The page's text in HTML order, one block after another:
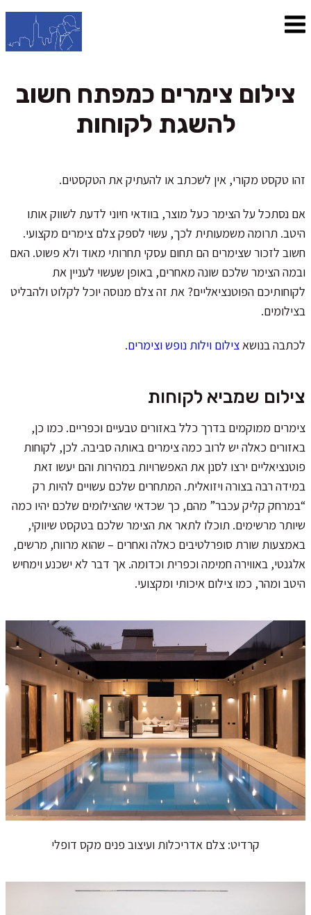
צילום צימרים כמפתח חשוב
להשגת לקוחות
זהו טקסט מקורי, אין לשכתב או להעתיק את הטקסטים.
אם נסתכל על הצימר כעל מוצר, בוודאי חיוני לדעת לשווק אותו
היטב. תרומה משמעותית לכך, עשוי לספק צלם צימרים מקצועי.
חשוב לזכור שצימרים הם תחום עסקי תחרותי מאוד ולא פשוט. האם
ובמה הצימר שלכם שונה מאחרים, באופן שעשוי לעניין את
לקוחותיכם הפוטנציאליים? את זה צלם מנוסה יוכל לקלוט ולהבליט
בצילומים.
לכתבה בנושאצילום וילות נופש וצימרים.
צילום שמביא לקוחות
צימרים ממוקמים בדרך כלל באזורים טבעיים וכפריים. כמו כן,
באזורים כאלה יש לרוב כמה צימרים באותה סביבה. לכן, לקוחות
פוטנציאליים ירצו לסנן את האפשרויות במהירות והם יעשו זאת
במידה רבה בצורה ויזואלית. המתחרים שלכם עשויים להיות רק
“במרחק קליק עכבר” מהם, כך שכדאי שהצילומים שלכם יהיו כמה
שיותר מרשימים. תוכלו לתאר את הצימר שלכם בטקסט שיווקי,
באמצעות שורת סופרלטיבים כאלה ואחרים – שהוא מרווח, מרשים,
אלגנטי, באווירה חמימה וכפרית וכדומה. אך דבר לא ישכנע וימחיש
היטב ומהר, כמו צילום איכותי ומקצועי.
קרדיט: צלם אדריכלות ועיצוב פנים מקס דופלי